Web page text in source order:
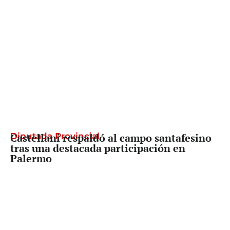
Diputada Provincial
Castellani respaldó al campo santafesino
tras una destacada participación en
Palermo